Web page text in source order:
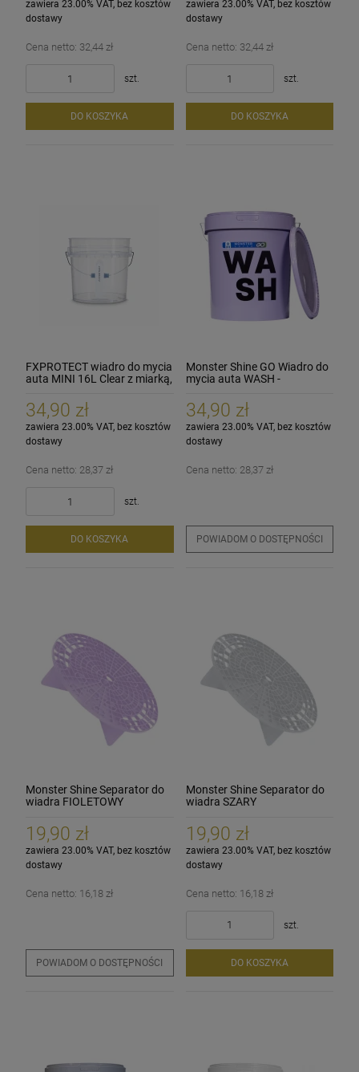
zawiera 23.00% VAT, bez kosztów
dostawy
Cena netto: 32,44 zł
szt.
DO KOSZYKA
zawiera 23.00% VAT, bez kosztów
dostawy
Cena netto: 32,44 zł
szt.
DO KOSZYKA
FXPROTECT wiadro do mycia
auta MINI 16L Clear z miarką,
34,90 zł
zawiera 23.00% VAT, bez kosztów
dostawy
Cena netto: 28,37 zł
szt.
DO KOSZYKA
Monster Shine GO Wiadro do
mycia auta WASH -
34,90 zł
zawiera 23.00% VAT, bez kosztów
dostawy
Cena netto: 28,37 zł
POWIADOM O DOSTĘPNOŚCI
Monster Shine Separator do
wiadra FIOLETOWY
19,90 zł
zawiera 23.00% VAT, bez kosztów
dostawy
Cena netto: 16,18 zł
POWIADOM O DOSTĘPNOŚCI
Monster Shine Separator do
wiadra SZARY
19,90 zł
zawiera 23.00% VAT, bez kosztów
dostawy
Cena netto: 16,18 zł
szt.
DO KOSZYKA